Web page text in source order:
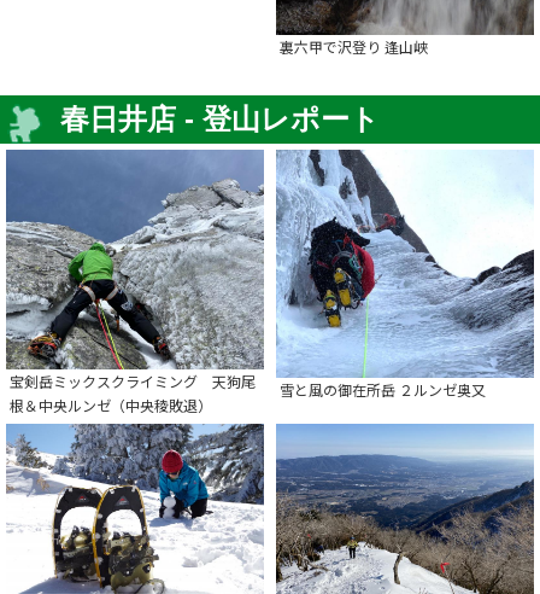
裏六甲で沢登り 逢山峡
春日井店 - 登山レポート
宝剣岳ミックスクライミング 天狗尾
根＆中央ルンゼ（中央稜敗退）
雪と風の御在所岳 ２ルンゼ奥又